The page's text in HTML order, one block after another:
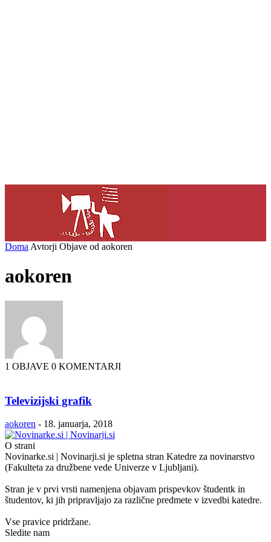
Doma Avtorji Objave od aokoren
aokoren
1 OBJAVE 0 KOMENTARJI
Televizijski grafik
aokoren - 18. januarja, 2018
O strani
Novinarke.si | Novinarji.si je spletna stran Katedre za novinarstvo
(Fakulteta za družbene vede Univerze v Ljubljani).
Stran je v prvi vrsti namenjena objavam prispevkov študentk in
študentov, ki jih pripravljajo za različne predmete v izvedbi katedre.
Vse pravice pridržane.
Sledite nam